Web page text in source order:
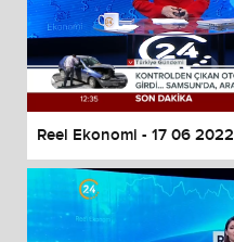
Reel Ekonomi - 17 06 2022